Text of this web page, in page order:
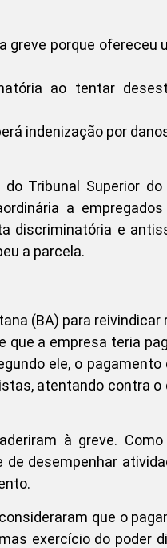
greve porque ofereceu
ao tentar
indenização por
Tribunal Superior do
a
discriminatória e
a parcela.
(BA) para reivindicar
que a empresa teria
ele, o pagamento
atentando contra o
à greve. Como
desempenhar
que o
exercício do poder